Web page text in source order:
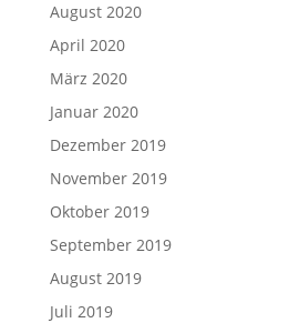
August 2020
April 2020
März 2020
Januar 2020
Dezember 2019
November 2019
Oktober 2019
September 2019
August 2019
Juli 2019